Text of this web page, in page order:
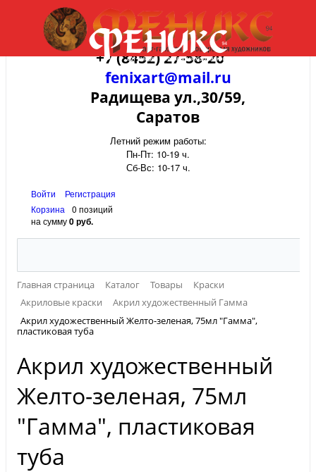
+7 (8452) 27-58-20
fenixart@mail.ru
Радищева ул.,30/59,
Саратов
Летний режим работы:
Пн-Пт: 10-19 ч.
Сб-Вс: 10-17 ч.
Войти
Регистрация
Корзина
0 позиций
на сумму0 руб.
Главная страница Каталог Товары
Краски
Акриловые краски
Акрил художественный Гамма
Акрил художественный Желто-зеленая, 75мл "Гамма",
пластиковая туба
Акрил художественный
Желто-зеленая, 75мл
"Гамма", пластиковая
туба